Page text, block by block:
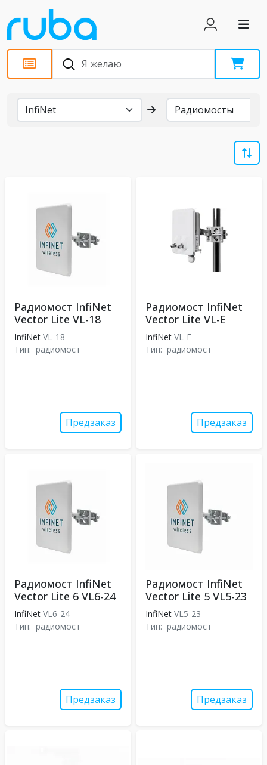
Бренды
Радиомост InfiNet
Vector Lite VL-18
InfiNet VL-18
Тип: радиомост
Предзаказ
Радиомост InfiNet
Vector Lite VL-E
InfiNet VL-E
Тип: радиомост
Предзаказ
Радиомост InfiNet
Vector Lite 6 VL6-24
InfiNet VL6-24
Тип: радиомост
Предзаказ
Радиомост InfiNet
Vector Lite 5 VL5-23
InfiNet VL5-23
Тип: радиомост
Предзаказ